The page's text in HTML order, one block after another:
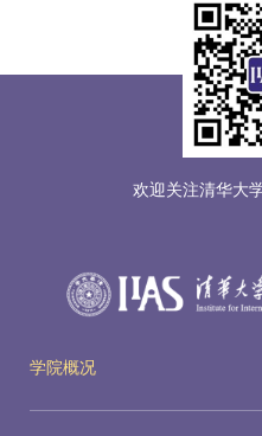
欢迎关注清华大
学院概况